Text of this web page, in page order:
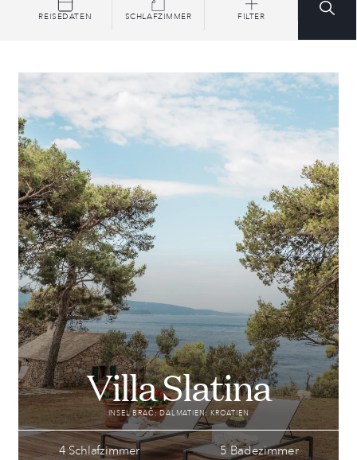
REISEDATEN SCHLAFZIMMER FILTER
Villa Slatina
INSEL BRAČ; DALMATIEN; KROATIEN
4 Schlafzimmer 5 Badezimmer